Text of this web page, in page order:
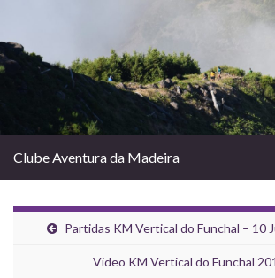
Clube Aventura da Madeira
Partidas KM Vertical do Funchal – 10
Video KM Vertical do Funchal